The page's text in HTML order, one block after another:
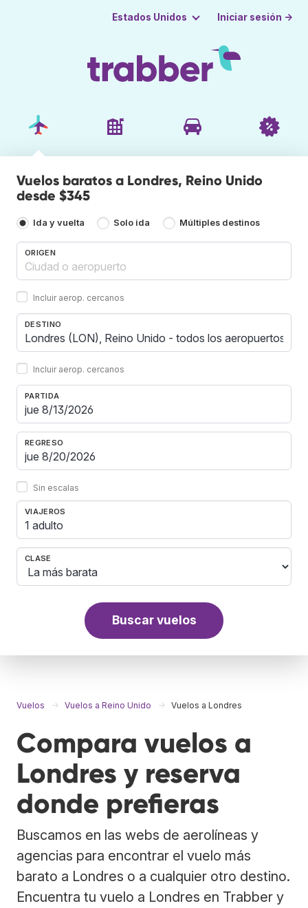
Estados Unidos Iniciar sesión →
Vuelos baratos a Londres, Reino Unido
desde $345
Ida y vuelta Solo ida Múltiples destinos
ORIGEN
Incluir aerop. cercanos
DESTINO
Incluir aerop. cercanos
PARTIDA
REGRESO
Sin escalas
VIAJEROS
1 adulto
CLASE
Buscar vuelos
Vuelos Vuelos a Reino Unido Vuelos a Londres
Compara vuelos a
Londres y reserva
donde prefieras
Buscamos en las webs de aerolíneas y
agencias para encontrar el vuelo más
barato a Londres o a cualquier otro destino.
Encuentra tu vuelo a Londres en Trabber y